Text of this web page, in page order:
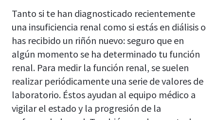
Tanto si te han diagnosticado recientemente
una insuficiencia renal como si estás en diálisis o
has recibido un riñón nuevo: seguro que en
algún momento se ha determinado tu función
renal. Para medir la función renal, se suelen
realizar periódicamente una serie de valores de
laboratorio. Éstos ayudan al equipo médico a
vigilar el estado y la progresión de la